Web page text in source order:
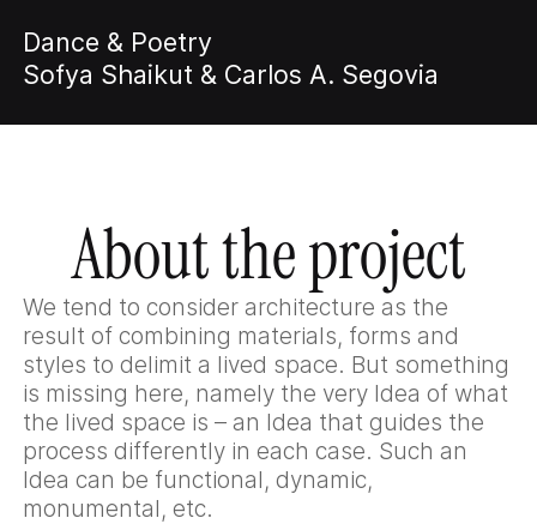
Dance & Poetry
Sofya Shaikut & Carlos A. Segovia
About the project
We tend to consider architecture as the
result of combining materials, forms and
styles to delimit a lived space. But something
is missing here, namely the very Idea of what
the lived space is – an Idea that guides the
process differently in each case. Such an
Idea can be functional, dynamic,
monumental, etc.